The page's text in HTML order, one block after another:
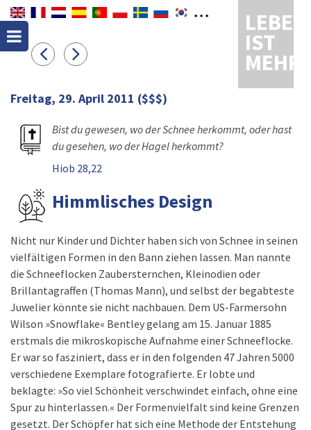
LEBEN
IST
MEHR
Freitag, 29. April 2011 ($$$)
Bist du gewesen, wo der Schnee herkommt, oder hast
du gesehen, wo der Hagel herkommt?
Hiob 28,22
Himmlisches Design
Nicht nur Kinder und Dichter haben sich von Schnee in seinen
vielfältigen Formen in den Bann ziehen lassen. Man nannte
die Schneeflocken Zaubersternchen, Kleinodien oder
Brillantagraffen (Thomas Mann), und selbst der begabteste
Juwelier könnte sie nicht nachbauen. Dem US-Farmersohn
Wilson »Snowflake« Bentley gelang am 15. Januar 1885
erstmals die mikroskopische Aufnahme einer Schneeflocke.
Er war so fasziniert, dass er in den folgenden 47 Jahren 5000
verschiedene Exemplare fotografierte. Er lobte und
beklagte: »So viel Schönheit verschwindet einfach, ohne eine
Spur zu hinterlassen.« Der Formenvielfalt sind keine Grenzen
gesetzt. Der Schöpfer hat sich eine Methode der Entstehung